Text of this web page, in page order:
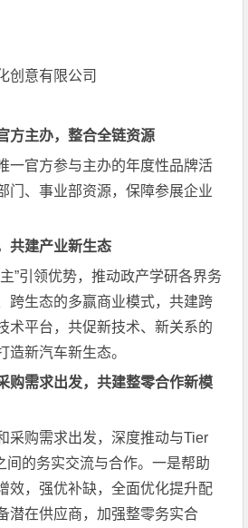
创意有限公司
方主办，整合全链资源
一官方参与主办的年度性品牌活
门、事业部资源，保障参展企业
共建产业新生态
”引领优势，推动政产学研各界务
跨生态的多赢商业模式，共建跨
术平台，共促新技术、新关系的
造新汽车新生态。
购需求出发，共建整零合作新模
采购需求出发，深度推动与Tier
间的务实交流与合作。一是帮助
效，强优补缺，全面优化提升配
潜在供应商，加强整零务实合